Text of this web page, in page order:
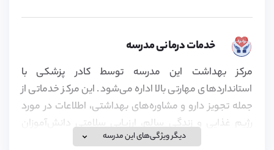
خدمات درمانی مدرسه
مرکز بهداشت این مدرسه توسط کادر پزشکی با
استانداردهای مهارتی بالا اداره می‌شود. این مرکز خدماتی از
جمله تجویز دارو و مشاوره‌های بهداشتی، اطلاعات در مورد
رژیم غذایی و زندگی سالم، ارزیابی سلامتی دانش‌آموزان
وخدمات درمانی و در صورت لزوم، ارجاع به پزشکان،
دیگر ویژگی‌های این مدرسه